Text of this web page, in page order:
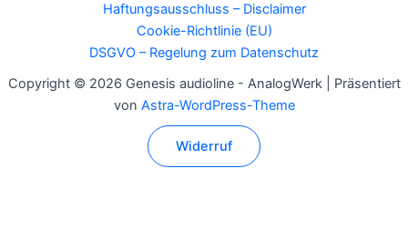
Haftungsausschluss – Disclaimer
Cookie-Richtlinie (EU)
DSGVO – Regelung zum Datenschutz
Copyright © 2026 Genesis audioline - AnalogWerk | Präsentiert
von Astra-WordPress-Theme
Widerruf